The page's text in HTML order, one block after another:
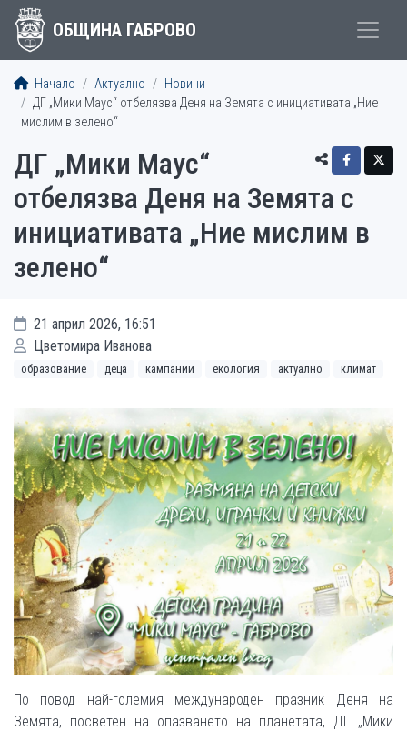
ОБЩИНА ГАБРОВО
Начало Актуално
Новини
ДГ „Мики Маус“ отбелязва Деня на Земята с инициативата „Ние
мислим в зелено“
ДГ „Мики Маус“
отбелязва Деня на Земята с
инициативата „Ние мислим в
зелено“
21 април 2026, 16:51
Цветомира Иванова
образование деца кампании екология актуално климат
По повод най-големия международен празник Деня на
Земята, посветен на опазването на планетата, ДГ „Мики